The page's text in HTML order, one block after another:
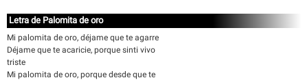
Letra de Palomita de oro
Mi palomita de oro, déjame que te agarre
Déjame que te acaricie, porque sinti vivo
triste
Mi palomita de oro, porque desde que te